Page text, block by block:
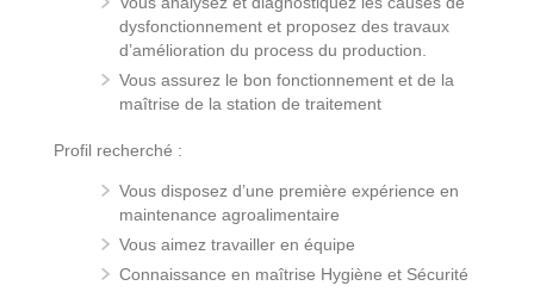
dysfonctionnement et proposez des travaux
d’amélioration du process du production.
Vous assurez le bon fonctionnement et de la
maîtrise de la station de traitement
Profil recherché :
Vous disposez d’une première expérience en
maintenance agroalimentaire
Vous aimez travailler en équipe
Connaissance en maîtrise Hygiène et Sécurité